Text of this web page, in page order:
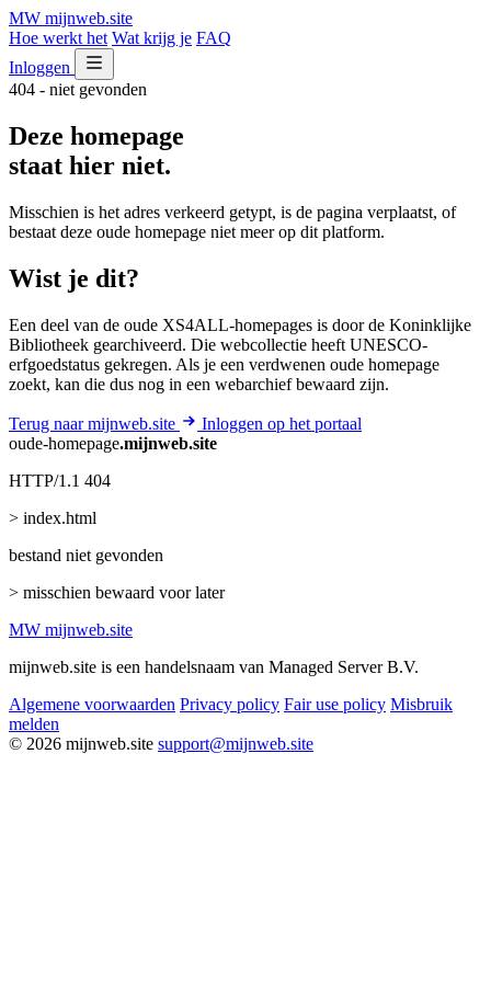
MW mijnweb.site
Hoe werkt het Wat krijg je FAQ
Inloggen
404 - niet gevonden
Deze homepage
staat hier niet.
Misschien is het adres verkeerd getypt, is de pagina verplaatst, of
bestaat deze oude homepage niet meer op dit platform.
Wist je dit?
Een deel van de oude XS4ALL-homepages is door de Koninklijke
Bibliotheek gearchiveerd. Die webcollectie heeft UNESCO-
erfgoedstatus gekregen. Als je een verdwenen oude homepage
zoekt, kan die dus nog in een webarchief bewaard zijn.
Terug naar mijnweb.site
Inloggen op het portaal
oude-homepage.mijnweb.site
HTTP/1.1 404
> index.html
bestand niet gevonden
> misschien bewaard voor later
MW mijnweb.site
mijnweb.site is een handelsnaam van Managed Server B.V.
Algemene voorwaarden Privacy policy Fair use policy Misbruik
melden
© 2026 mijnweb.site support@mijnweb.site